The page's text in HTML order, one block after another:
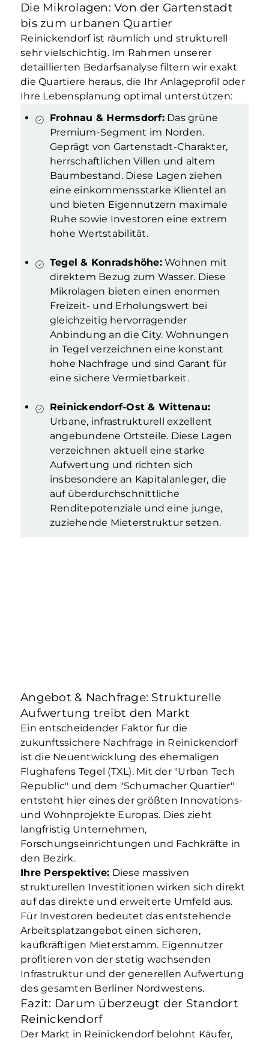
Die Mikrolagen: Von der Gartenstadt
bis zum urbanen Quartier
Reinickendorf ist räumlich und strukturell
sehr vielschichtig. Im Rahmen unserer
detaillierten Bedarfsanalyse filtern wir exakt
die Quartiere heraus, die Ihr Anlageprofil oder
Ihre Lebensplanung optimal unterstützen:
Frohnau & Hermsdorf:Das grüne
Premium-Segment im Norden.
Geprägt von Gartenstadt-Charakter,
herrschaftlichen Villen und altem
Baumbestand. Diese Lagen ziehen
eine einkommensstarke Klientel an
und bieten Eigennutzern maximale
Ruhe sowie Investoren eine extrem
hohe Wertstabilität.
Tegel & Konradshöhe:Wohnen mit
direktem Bezug zum Wasser. Diese
Mikrolagen bieten einen enormen
Freizeit- und Erholungswert bei
gleichzeitig hervorragender
Anbindung an die City. Wohnungen
in Tegel verzeichnen eine konstant
hohe Nachfrage und sind Garant für
eine sichere Vermietbarkeit.
Reinickendorf-Ost & Wittenau:
Urbane, infrastrukturell exzellent
angebundene Ortsteile. Diese Lagen
verzeichnen aktuell eine starke
Aufwertung und richten sich
insbesondere an Kapitalanleger, die
auf überdurchschnittliche
Renditepotenziale und eine junge,
zuziehende Mieterstruktur setzen.
Angebot & Nachfrage: Strukturelle
Aufwertung treibt den Markt
Ein entscheidender Faktor für die
zukunftssichere Nachfrage in Reinickendorf
ist die Neuentwicklung des ehemaligen
Flughafens Tegel (TXL). Mit der "Urban Tech
Republic" und dem "Schumacher Quartier"
entsteht hier eines der größten Innovations-
und Wohnprojekte Europas. Dies zieht
langfristig Unternehmen,
Forschungseinrichtungen und Fachkräfte in
den Bezirk.
Ihre Perspektive: Diese massiven
strukturellen Investitionen wirken sich direkt
auf das direkte und erweiterte Umfeld aus.
Für Investoren bedeutet das entstehende
Arbeitsplatzangebot einen sicheren,
kaufkräftigen Mieterstamm. Eigennutzer
profitieren von der stetig wachsenden
Infrastruktur und der generellen Aufwertung
des gesamten Berliner Nordwestens.
Fazit: Darum überzeugt der Standort
Reinickendorf
Der Markt in Reinickendorf belohnt Käufer,